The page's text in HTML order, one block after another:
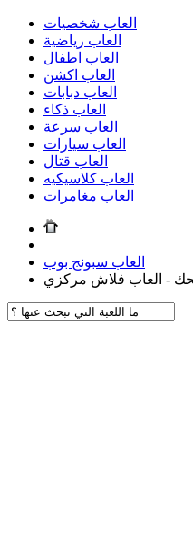
العاب شخصيات
العاب رياضية
العاب اطفال
العاب اكشن
العاب دبابات
العاب ذكاء
العاب سرعة
العاب سيارات
العاب قتال
العاب كلاسيكيه
العاب مغامرات
العاب سبونج بوب
- العاب فلاش مركزي